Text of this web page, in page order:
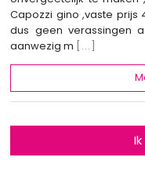
Capozzi gino ,vaste prijs
dus geen verassingen
aanwezig m [...]